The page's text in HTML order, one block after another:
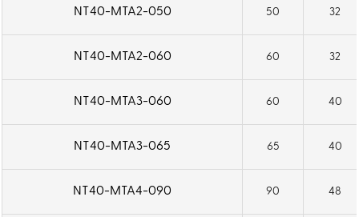
NT40-MTA2-050 50 32
NT40-MTA2-060 60 32
NT40-MTA3-060 60 40
NT40-MTA3-065 65 40
NT40-MTA4-090 90 48